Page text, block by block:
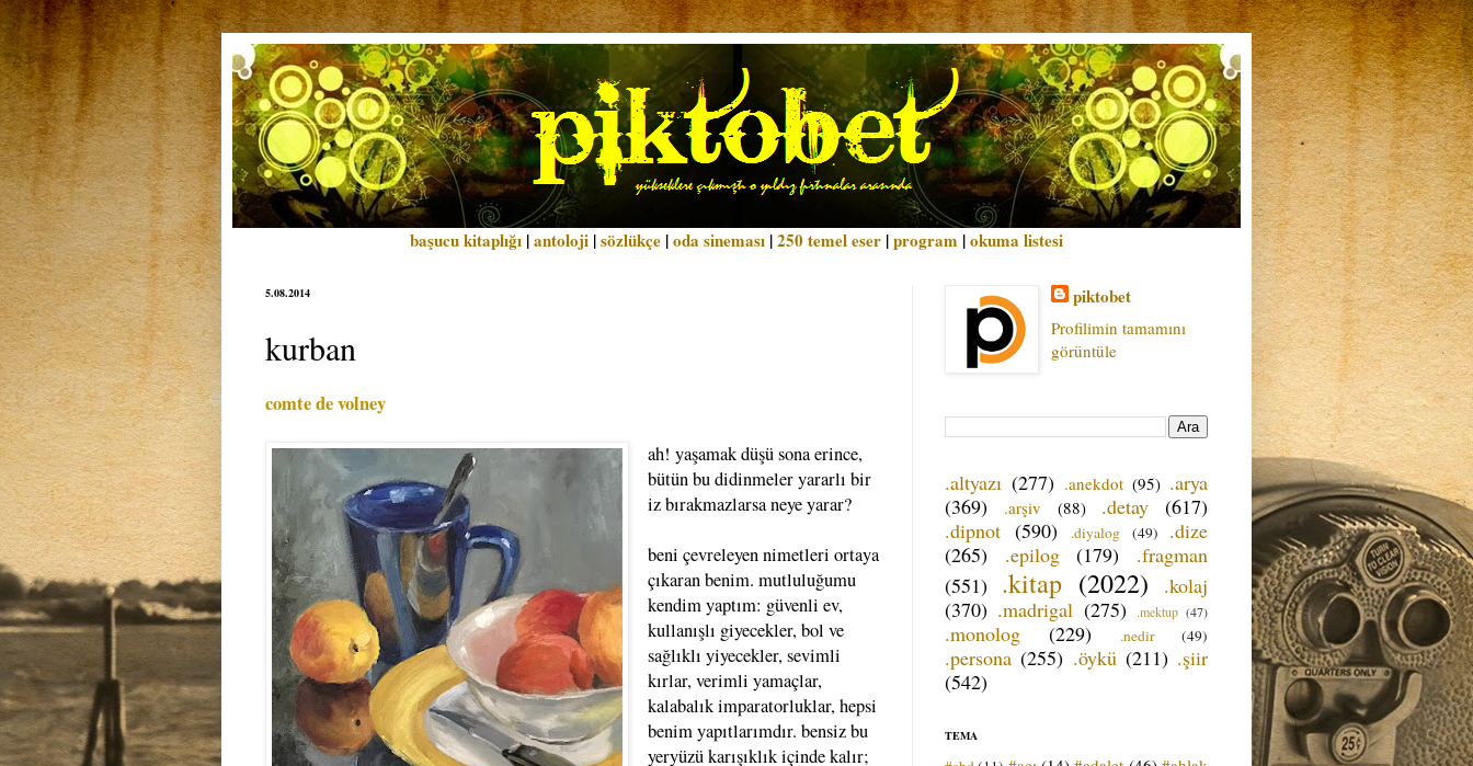
başucu kitaplığı |antoloji |sözlükçe |oda sineması |250 temel eser |program |okuma listesi
5.08.2014
kurban
comte de volney
ah! yaşamak düşü sona erince,
bütün bu didinmeler yararlı bir
iz bırakmazlarsa neye yarar?
beni çevreleyen nimetleri ortaya
çıkaran benim. mutluluğumu
kendim yaptım: güvenli ev,
kullanışlı giyecekler, bol ve
sağlıklı yiyecekler, sevimli
kırlar, verimli yamaçlar,
kalabalık imparatorluklar, hepsi
benim yapıtlarımdır. bensiz bu
yeryüzü karışıklık içinde kalır;
piktobet
Profilimin tamamını
görüntüle
.altyazı (277) .anekdot (95) .arya
(369)
.arşiv (88) .detay
(617)
.dipnot (590) .diyalog (49)
.dize
(265)
.epilog (179)
.fragman
(551) .kitap (2022)
.kolaj
(370) .madrigal (275) .mektup (47)
.monolog (229) .nedir (49)
.persona (255) .öykü (211) .şiir
(542)
TEMA